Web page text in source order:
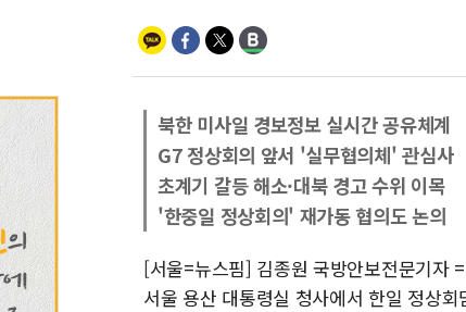
북한 미사일 경보정보 실시간 공유체계
G7 정상회의 앞서 '실무협의체' 관심사
초계기 갈등 해소·대북 경고 수위 이목
'한중일 정상회의' 재가동 협의도 논의
[서울=뉴스핌] 김종원 국방안보전문기자
서울 용산 대통령실 청사에서 한일 정상회